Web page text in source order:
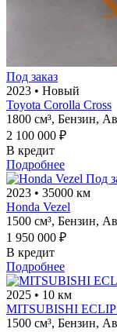
Под заказ
2023 • Новый
Toyota Corolla Cross
1800 см³, Бензин,
2 100 000 ₽
В кредит
Подробнее
Под
2023 • 35000 км
Honda Vezel
1500 см³, Бензин,
1 950 000 ₽
В кредит
Подробнее
2025 • 10 км
MITSUBISHI
1500 см³, Бензин,